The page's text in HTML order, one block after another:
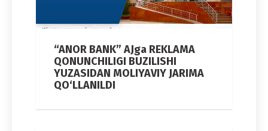
“ANOR BANK” AJga REKLAMA
QONUNCHILIGI BUZILISHI
YUZASIDAN MOLIYAVIY JARIMA
QO‘LLANILDI